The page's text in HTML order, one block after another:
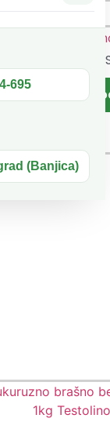
695
(Banjica)
Top